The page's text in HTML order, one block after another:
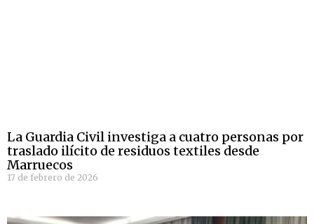
La Guardia Civil investiga a cuatro personas por
traslado ilícito de residuos textiles desde
Marruecos
17 de febrero de 2026